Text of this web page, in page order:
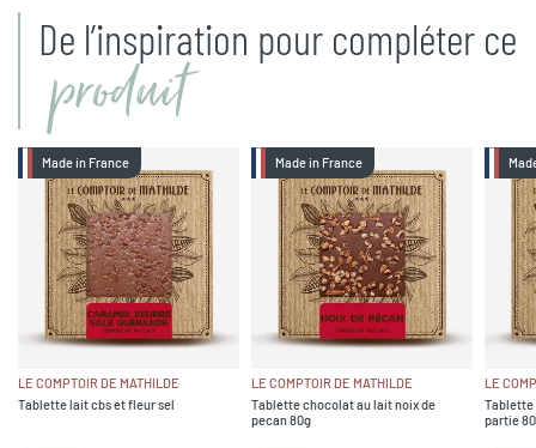
De l’inspiration pour compléter ce
produit
Made in France
LE COMPTOIR DE MATHILDE
Tablette lait cbs et fleur sel
Made in France
LE COMPTOIR DE MATHILDE
Tablette chocolat au lait noix de
pecan 80g
LE
Tablette
partie